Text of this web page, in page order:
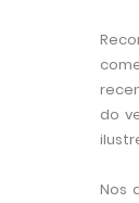
do
Nos